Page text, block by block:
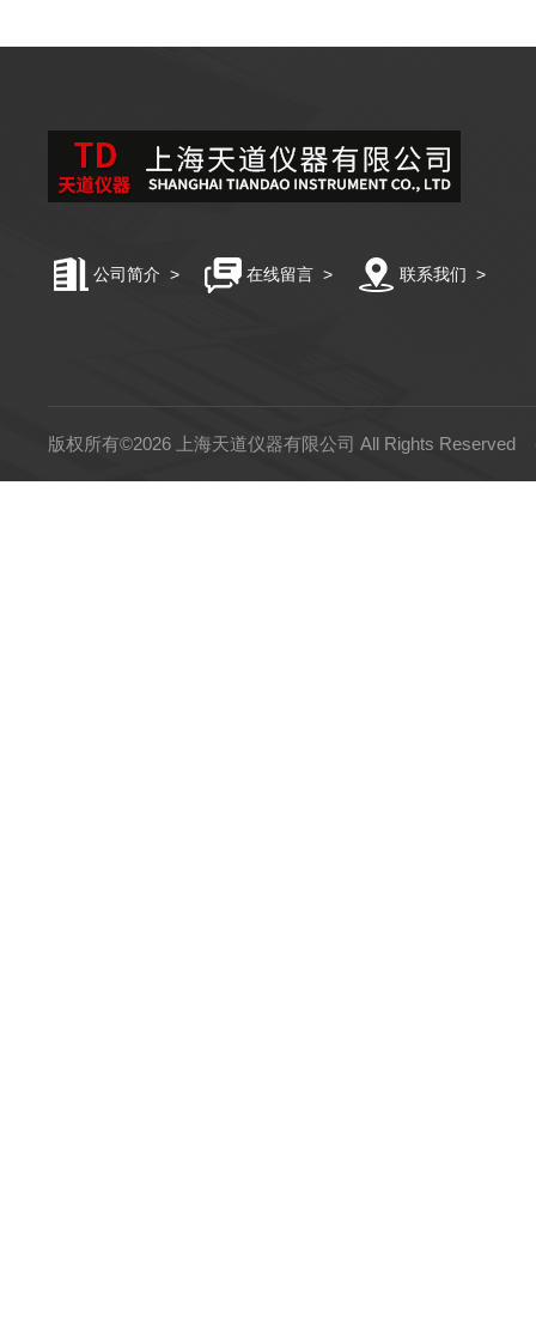
公司简介 > 在线留言 > 联系我们 >
版权所有©2026 上海天道仪器有限公司 All Rights Reserved